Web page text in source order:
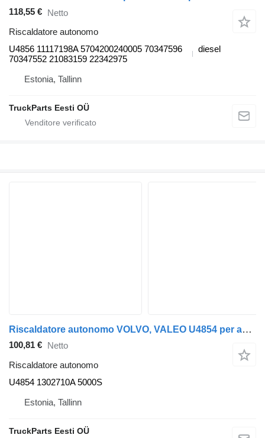
118,55 € Netto
Riscaldatore autonomo
U4856 11117198A 5704200240005 70347596
70347552 21083159 22342975
diesel
Estonia, Tallinn
TruckParts Eesti OÜ
Riscaldatore autonomo VOLVO, VALEO U4854 per autobus Volvo B5LH, B0E (2008-)
100,81 €
Netto
Riscaldatore autonomo
U4854 1302710A 5000S
Estonia, Tallinn
TruckParts Eesti OÜ